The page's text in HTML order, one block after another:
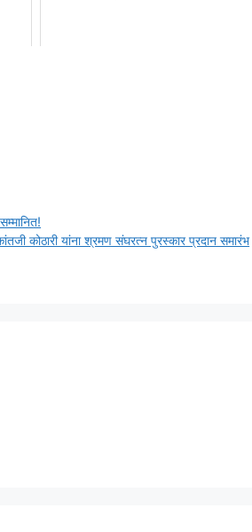
कोठारी यांना श्रमण संघरत्न पुरस्कार प्रदान समारंभ